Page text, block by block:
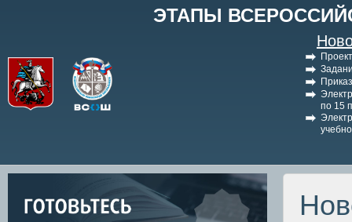
ЭТАПЫ
по 15